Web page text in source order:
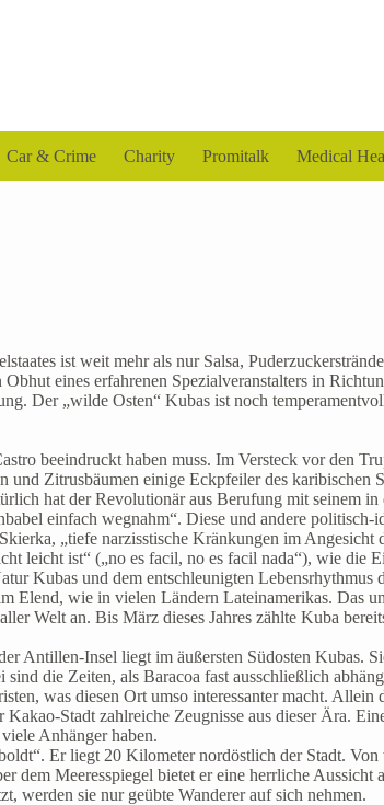
Car & Crime Charity Promitalk Medical
ist weit mehr als nur Salsa,
eines erfahrenen Spezialveranstalters in
Der „wilde Osten“ Kubas ist noch
beeindruckt haben muss. Im Versteck vor den
Zitrusbäumen einige Eckpfeiler des karibischen
hat der Revolutionär aus Berufung mit seinem
einfach wegnahm“. Diese und andere politisch-
„tiefe narzisstische Kränkungen im Angesicht
ist“ („no es facil, no es facil nada“), wie die
Kubas und dem entschleunigten Lebensrhythmus
Elend, wie in vielen Ländern Lateinamerikas. Das
Welt an. Bis März dieses Jahres zählte Kuba
Antillen-Insel liegt im äußersten Südosten Kubas.
die Zeiten, als Baracoa fast ausschließlich
was diesen Ort umso interessanter macht. Allein
Stadt zahlreiche Zeugnisse aus dieser Ära.
Anhänger haben.
Er liegt 20 Kilometer nordöstlich der Stadt.
Meeresspiegel bietet er eine herrliche Aussicht
werden sie nur geübte Wanderer auf sich nehmen.